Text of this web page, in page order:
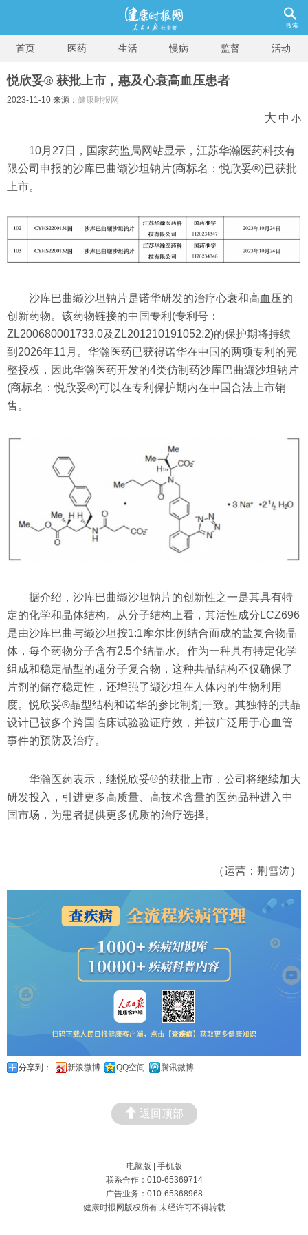
搜索
首页 医药 生活 慢病 监督 活动
悦欣妥® 获批上市，惠及心衰高血压患者
2023-11-10 来源： 健康时报网
大 中 小
10月27日，国家药监局网站显示，江苏华瀚医药科技有
限公司申报的沙库巴曲缬沙坦钠片(商标名：悦欣妥®)已获批
上市。
沙库巴曲缬沙坦钠片是诺华研发的治疗心衰和高血压的
创新药物。该药物链接的中国专利(专利号：
ZL200680001733.0及ZL201210191052.2)的保护期将持续
到2026年11月。华瀚医药已获得诺华在中国的两项专利的完
整授权，因此华瀚医药开发的4类仿制药沙库巴曲缬沙坦钠片
(商标名：悦欣妥®)可以在专利保护期内在中国合法上市销
售。
据介绍，沙库巴曲缬沙坦钠片的创新性之一是其具有特
定的化学和晶体结构。从分子结构上看，其活性成分LCZ696
是由沙库巴曲与缬沙坦按1:1摩尔比例结合而成的盐复合物晶
体，每个药物分子含有2.5个结晶水。作为一种具有特定化学
组成和稳定晶型的超分子复合物，这种共晶结构不仅确保了
片剂的储存稳定性，还增强了缬沙坦在人体内的生物利用
度。悦欣妥®晶型结构和诺华的参比制剂一致。其独特的共晶
设计已被多个跨国临床试验验证疗效，并被广泛用于心血管
事件的预防及治疗。
华瀚医药表示，继悦欣妥®的获批上市，公司将继续加大
研发投入，引进更多高质量、高技术含量的医药品种进入中
国市场，为患者提供更多优质的治疗选择。
（运营：荆雪涛）
分享到： 新浪微博 QQ空间 腾讯微博
返回顶部
电脑版
手机版
联系合作：010-65369714
广告业务：010-65368968
健康时报网版权所有 未经许可不得转载